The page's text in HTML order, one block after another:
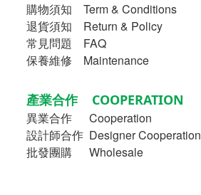
購物須知
Term & Conditions
退貨須知 Return & Policy
常見問題 FAQ
保養維修 Maintenance
產業合作 COOPERATION
異業合作
Cooperation
設計師合作 Designer Cooperation
批發團購 Wholesale